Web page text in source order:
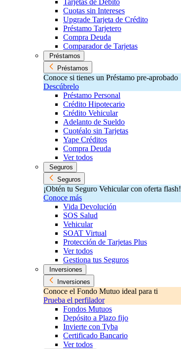
Tarjetas de Débito
Cuotas sin Intereses
Upgrade Tarjeta de Crédito
Préstamo Tarjetero
Compra Deuda
Comparador de Tarjetas
Préstamos
Préstamos
Conoce si tienes un Préstamo pre-aprobado
Descúbrelo
Préstamo Personal
Crédito Hipotecario
Crédito Vehicular
Adelanto de Sueldo
Cuotéalo sin Tarjetas
Yape Créditos
Compra Deuda
Ver todos
Seguros
Seguros
¡Obtén tu Seguro Vehicular con oferta flash!
Conoce más
Vida Devolución
SOS Salud
Vehicular
SOAT Virtual
Protección de Tarjetas Plus
Ver todos
Gestiona tus Seguros
Inversiones
Inversiones
Conoce el Fondo Mutuo ideal para ti
Prueba el perfilador
Fondos Mutuos
Depósito a Plazo fijo
Invierte con Tyba
Certificado Bancario
Ver todos